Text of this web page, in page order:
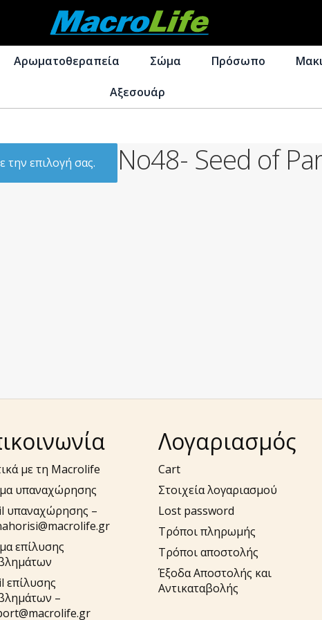
Απευθείας
μετάβαση
στην
Μετάβαση
σε
περιεχόμενο
Αρωματοθεραπεία Σώμα Πρόσωπο
Αξεσουάρ
No48- Seed of
την επιλογή σας.
με τη Macrolife
υπαναχώρησης
υπαναχώρησης –
επίλυσης
επίλυσης
–
Λογαριασμός
Cart
Στοιχεία λογαριασμού
Lost password
Τρόποι πληρωμής
Τρόποι αποστολής
Έξοδα Αποστολής και
Αντικαταβολής